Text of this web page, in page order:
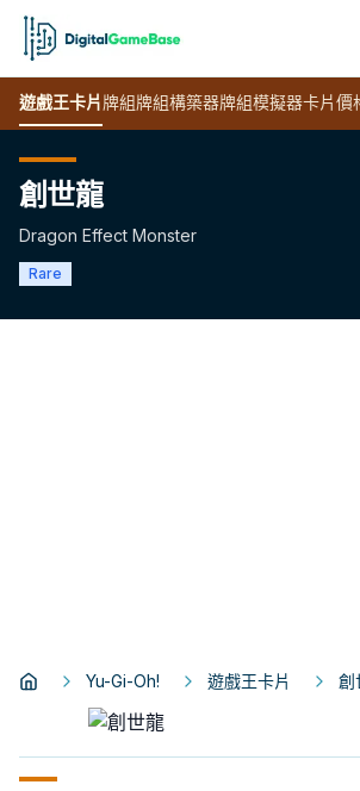
遊戲王卡片牌組牌組構築器牌組模擬器卡片價
創世龍
Dragon Effect Monster
Rare
Yu-Gi-Oh! 遊戲王卡片 創